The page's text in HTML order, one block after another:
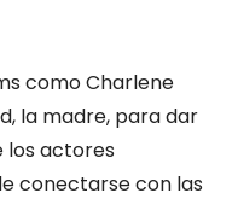
como Charlene
la madre, para dar
los actores
conectarse con las